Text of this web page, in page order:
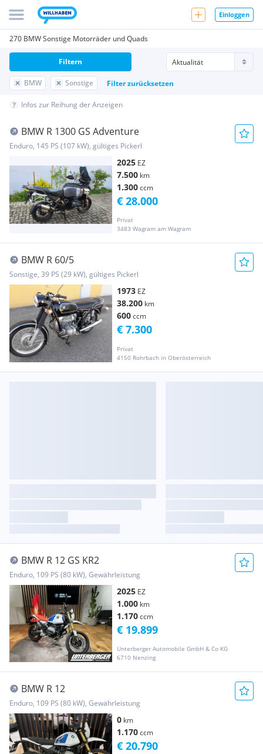
Einloggen
270 BMW Sonstige Motorräder und Quads
BMW Sonstige Filter zurücksetzen
Filtern
Infos zur Reihung der Anzeigen
BMW R 1300 GS Adventure
Enduro, 145 PS (107 kW), gültiges Pickerl
2025 EZ
7.500 km
1.300ccm
Privat
3483 Wagram am Wagram
€ 28.000
BMW R 60/5
Sonstige, 39 PS (29 kW), gültiges Pickerl
1973 EZ
38.200 km
600ccm
Privat
4150 Rohrbach in Oberösterreich
€ 7.300
BMW R 12 GS KR2
Enduro, 109 PS (80 kW), Gewährleistung
2025 EZ
1.000 km
1.170ccm
Unterberger Automobile GmbH & Co KG
6710 Nenzing
€ 19.899
BMW R 12
Enduro, 109 PS (80 kW), Gewährleistung
0 km
1.170ccm
€ 20.790